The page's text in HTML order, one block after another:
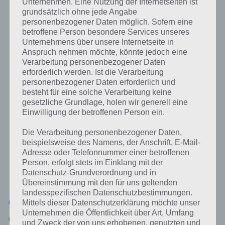
In welches der 3 Pokémon sich Evoli
entwickelt ist kompletter Zufall!
In den letzten Tagen gab es mehrere Gerüchte, dass es z.B. mit dem
Team oder der jeweiligen Attacke des zu entwickelnden Evolis
zusammenhängen würde. Durch die Erfahrungen von vielen Usern,
Reddit
, scheint dies mittlerweile aber eher auszuschließen. Es
lässt sich einfach kein besonderes Muster erkennen.
Trotzdem kann man Evoli wohl als eines der besten Pokémon in pg
bezeichnen und jeder Trainer kann froh sein, wenn er möglichst
vielen Evolis über den Weg läuft. Dies hat gleich mehrere Gründe:
Die Entwicklungskosten von Evoli liegen bei nur 25 Bonbons.
Der WP-Boost bei der Entwicklung, egal ob in Aquana, Blitza oder
Unternehmen. Eine Nutzung der Internetseiten ist
grundsätzlich ohne jede Angabe
personenbezogener Daten möglich. Sofern eine
betroffene Person besondere Services unseres
Unternehmens über unsere Internetseite in
Anspruch nehmen möchte, könnte jedoch eine
Verarbeitung personenbezogener Daten
erforderlich werden. Ist die Verarbeitung
personenbezogener Daten erforderlich und
besteht für eine solche Verarbeitung keine
gesetzliche Grundlage, holen wir generell eine
Einwilligung der betroffenen Person ein.
Die Verarbeitung personenbezogener Daten,
beispielsweise des Namens, der Anschrift, E-Mail-
Adresse oder Telefonnummer einer betroffenen
Person, erfolgt stets im Einklang mit der
Datenschutz-Grundverordnung und in
Übereinstimmung mit den für uns geltenden
landesspezifischen Datenschutzbestimmungen.
Mittels dieser Datenschutzerklärung möchte unser
Unternehmen die Öffentlichkeit über Art, Umfang
und Zweck der von uns erhobenen, genutzten und